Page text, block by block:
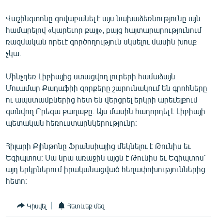
ԿՈՐՈՆԱՎԻՐՈՒՍ
ԱՐԽԻՎ
ՏԵՍԱՆՅՈՒԹԵՐ
ԲԱՆԱՎԵՃ
ՁԳՏԵԼՈՎ ԼԱՎԱԳՈՒՅՆԻՆ
ՓՈԴՔԱՍԹ
English
Русский
Վաշինգտոնը գովաբանել է այս նախաձեռնությունը այն
համարելով «կարեւոր քայլ», բայց հայտարարությունում
ռազմական որեւէ գործողություն սկսելու մասին խոսք
չկա։
Մինչդեռ Լիբիայից ստացվող լուրերի համաձայն
Մուամար Քադաֆիի զորքերը շարունակում են գրոհները
ու ապստամբներից հետ են վերցրել երկրի արեւելքում
գտնվող Բրեգա քաղաքը։ Այս մասին հաղորդել է Լիբիայի
պետական հեռուստաընկերությունը։
Հիլարի Քլինթոնը Ֆրանսիայից մեկնելու է Թունիս եւ
Եգիպտոս։ Սա նրա առաջին այցն է Թունիս եւ Եգիպտոս՝
այդ երկրներում իրականացված հեղափոխություններից
հետո։
Կիսվել Հետևեք մեզ